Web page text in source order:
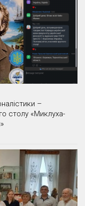
–
столу «Миклуха-